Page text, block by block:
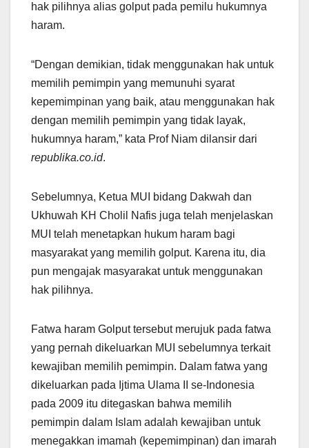
hak pilihnya alias golput pada pemilu hukumnya
haram.
“Dengan demikian, tidak menggunakan hak untuk
memilih pemimpin yang memunuhi syarat
kepemimpinan yang baik, atau menggunakan hak
dengan memilih pemimpin yang tidak layak,
hukumnya haram,” kata Prof Niam dilansir dari
republika.co.id.
Sebelumnya, Ketua MUI bidang Dakwah dan
Ukhuwah KH Cholil Nafis juga telah menjelaskan
MUI telah menetapkan hukum haram bagi
masyarakat yang memilih golput. Karena itu, dia
pun mengajak masyarakat untuk menggunakan
hak pilihnya.
Fatwa haram Golput tersebut merujuk pada fatwa
yang pernah dikeluarkan MUI sebelumnya terkait
kewajiban memilih pemimpin. Dalam fatwa yang
dikeluarkan pada Ijtima Ulama II se-Indonesia
pada 2009 itu ditegaskan bahwa memilih
pemimpin dalam Islam adalah kewajiban untuk
menegakkan imamah (kepemimpinan) dan imarah